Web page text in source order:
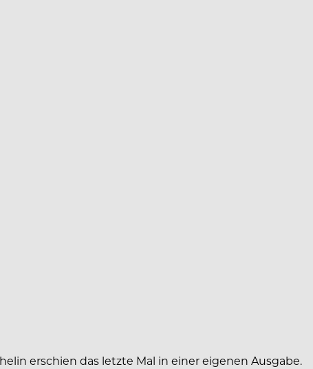
erschien das letzte Mal in einer eigenen Ausgabe.